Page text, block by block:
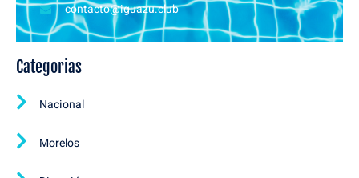
contacto@iguazu.club
Categorias
Nacional
Morelos